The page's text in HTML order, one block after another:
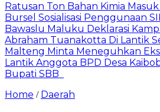
Ratusan Ton Bahan Kimia
Bursel Sosialisasi Penggunaan
Bawaslu Maluku Deklarasi
Abraham Tuanakotta Di Lantik
Malteng Minta Meneguhkan
Lantik Anggota BPD Desa
Bupati SBB
Home / Daerah